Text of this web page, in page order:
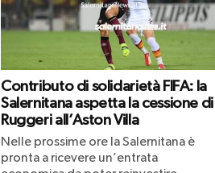
Contributo di solidarietà FIFA: la
Salernitana aspetta la cessione di
Ruggeri all’Aston Villa
Nelle prossime ore la Salernitana è
pronta a ricevere un’entrata